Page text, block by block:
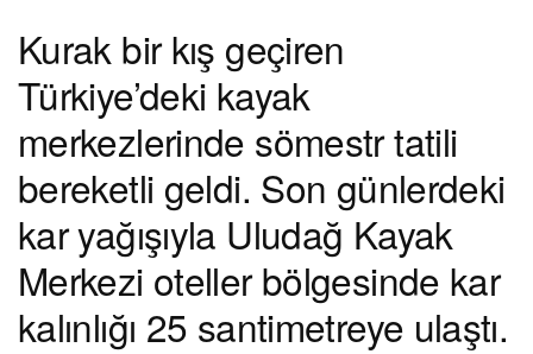
Kurak bir kış geçiren
Türkiye’deki kayak
merkezlerinde sömestr tatili
bereketli geldi. Son günlerdeki
kar yağışıyla Uludağ Kayak
Merkezi oteller bölgesinde kar
kalınlığı 25 santimetreye ulaştı.